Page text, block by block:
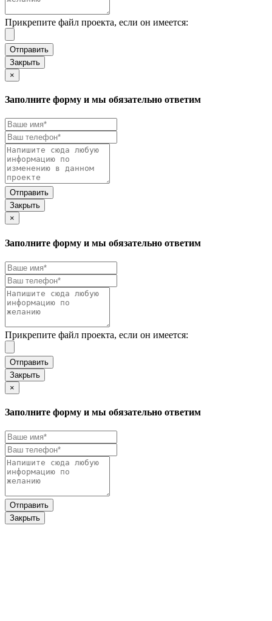
Прикрепите файл проекта, если он имеется:
Закрыть
×
Заполните форму и мы обязательно ответим
Закрыть
×
Заполните форму и мы обязательно ответим
Прикрепите файл проекта, если он имеется:
Закрыть
×
Заполните форму и мы обязательно ответим
Закрыть